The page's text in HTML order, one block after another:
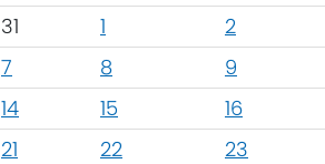
31 1
2
7 8
9
14 15
16
21 22
23